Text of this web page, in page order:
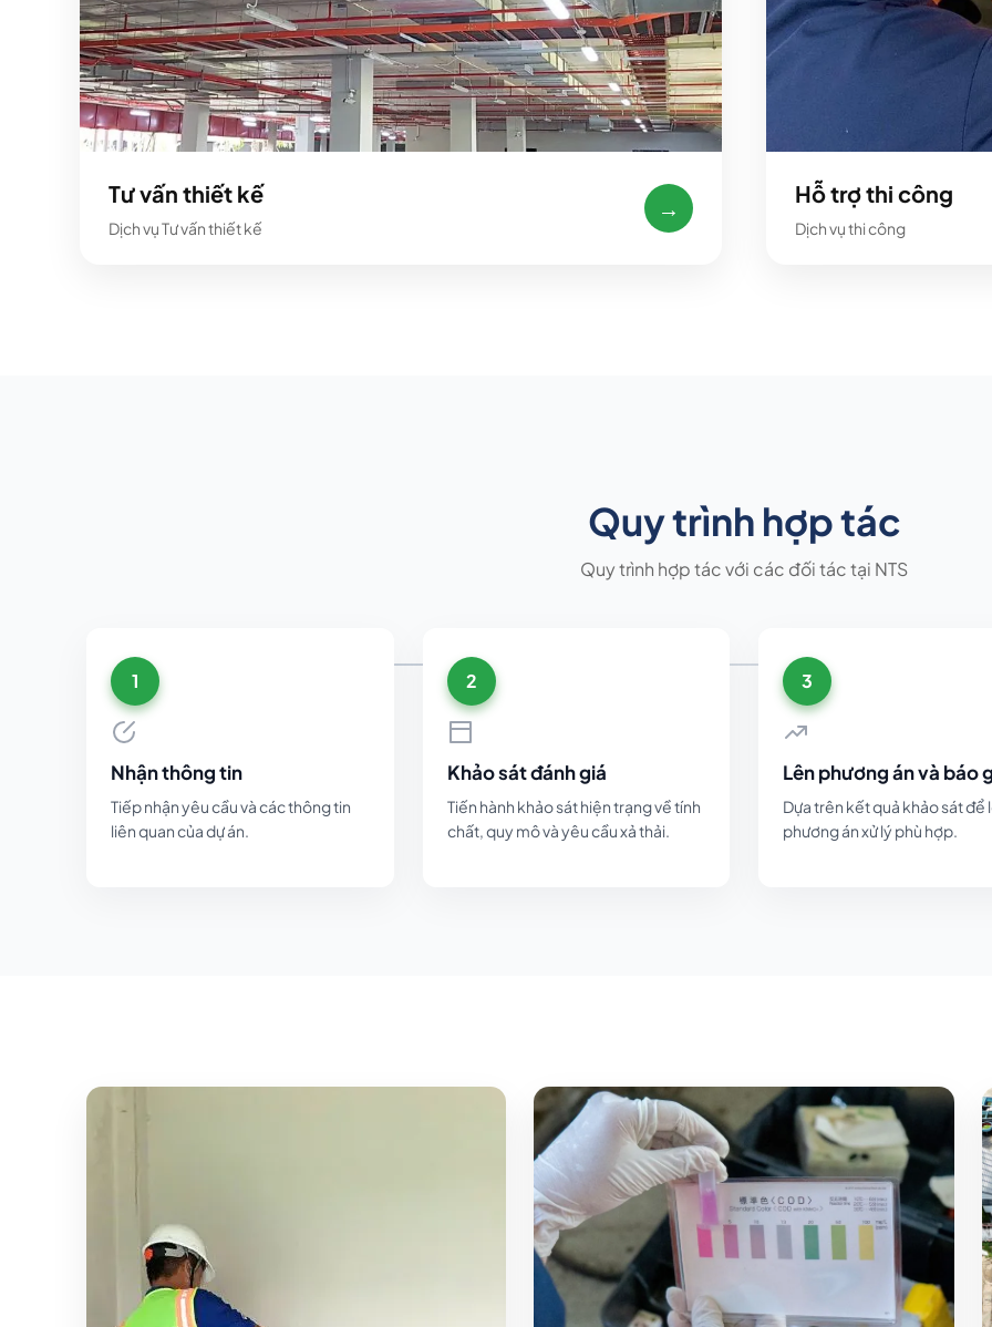
Tư vấn thiết kế
Dịch vụ Tư vấn thiết kế
→
Hỗ trợ thi công
Dịch vụ thi công
Quy trình hợp tác
Quy trình hợp tác với các đối tác tại NTS
1
Nhận thông tin
Tiếp nhận yêu cầu và các thông tin
liên quan của dự án.
2
Khảo sát đánh giá
Tiến hành khảo sát hiện trạng về tính
chất, quy mô và yêu cầu xả thải.
3
Lên phương án và báo
Dựa trên kết quả khảo sát để
phương án xử lý phù hợp.